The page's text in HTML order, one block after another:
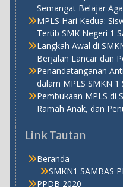
Semangat Belajar
MPLS Hari Kedua:
Tertib SMK Negeri 1
Langkah Awal di
Berjalan Lancar dan
Penandatanganan
dalam MPLS SMKN 1
Pembukaan MPLS di
Ramah Anak, dan
Link Tautan
Beranda
SMKN1 SAMBAS
PPDB 2020